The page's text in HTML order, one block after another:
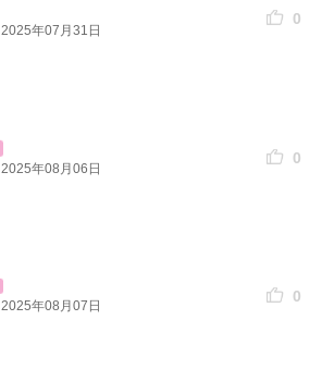
2025年07月31日
0
2025年08月06日
0
2025年08月07日
0